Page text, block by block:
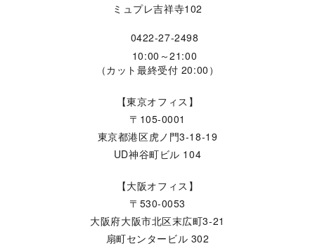
ミュプレ吉祥寺102
0422-27-2498
10:00～21:00
（カット最終受付 20:00）
【東京オフィス】
〒105-0001
東京都港区虎ノ門3-18-19
UD神谷町ビル 104
【大阪オフィス】
〒530-0053
大阪府大阪市北区末広町3-21
扇町センタービル 302